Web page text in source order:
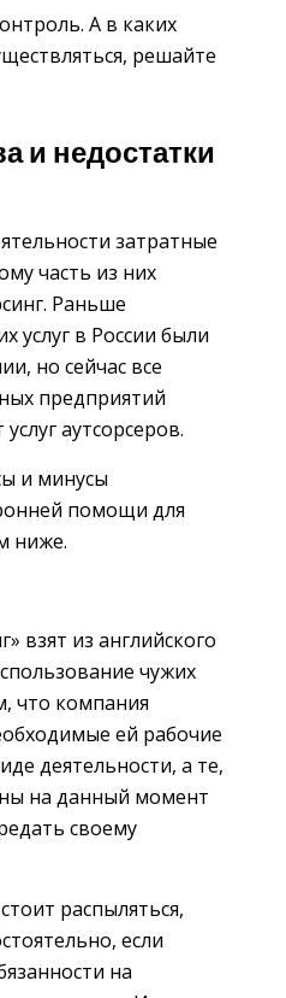
А в каких
решайте
и недостатки
затратные
часть из них
Раньше
услуг в России были
но сейчас все
предприятий
аутсорсеров.
и минусы
помощи для
ниже.
взят из английского
чужих
что компания
ей рабочие
деятельности, а те,
на данный момент
своему
распыляться,
если
на